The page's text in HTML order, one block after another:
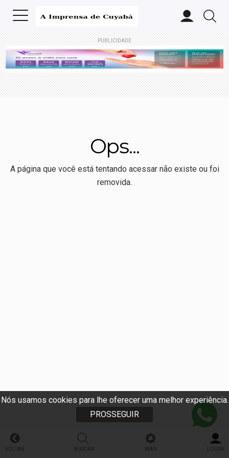
Nós usamos cookies para lhe oferecer uma melhor experiência.
PROSSEGUIR
PUBLICIDADE
Ops...
A página que você está tentando acessar não existe ou foi
removida.
VOLTAR BUSCAR MAIS LOGIN